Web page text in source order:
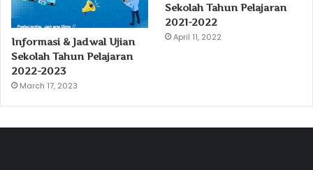
Informasi & Jadwal Ujian
Sekolah Tahun Pelajaran
2022-2023
March 17, 2023
Sekolah Tahun Pelajaran
2021-2022
April 11, 2022